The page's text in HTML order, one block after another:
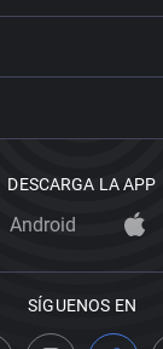
DESCARGA LA APP
Android
SÍGUENOS EN